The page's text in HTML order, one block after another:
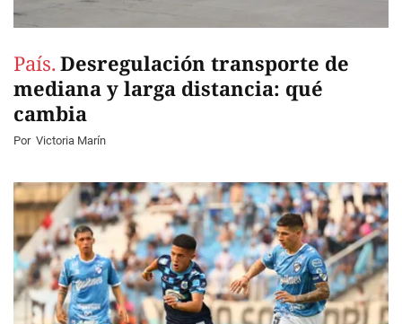
País. Desregulación transporte de
mediana y larga distancia: qué
cambia
Por Victoria Marín